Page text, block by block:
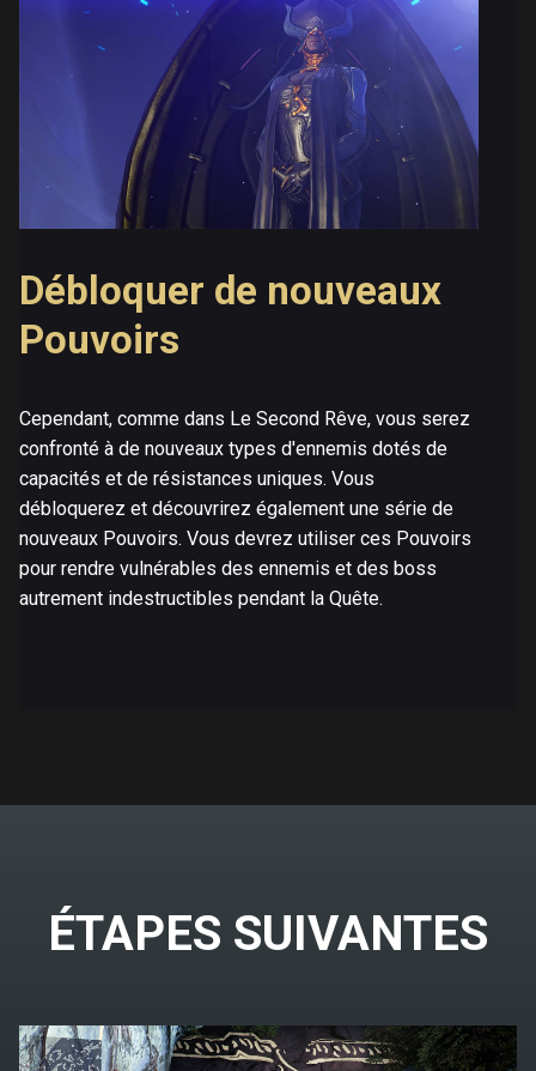
Débloquer de nouveaux
Pouvoirs
Cependant, comme dans Le Second Rêve, vous serez
confronté à de nouveaux types d'ennemis dotés de
capacités et de résistances uniques. Vous
débloquerez et découvrirez également une série de
nouveaux Pouvoirs. Vous devrez utiliser ces Pouvoirs
pour rendre vulnérables des ennemis et des boss
autrement indestructibles pendant la Quête.
ÉTAPES SUIVANTES